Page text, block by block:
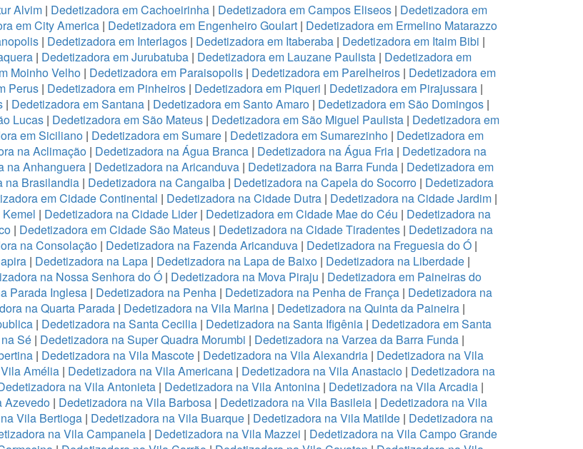
Alvim | Dedetizadora em Cachoeirinha | Dedetizadora em Campos Eliseos | Dedetizadora em
em City America | Dedetizadora em Engenheiro Goulart | Dedetizadora em Ermelino Matarazzo
| Dedetizadora em Interlagos | Dedetizadora em Itaberaba | Dedetizadora em Itaim Bibi |
| Dedetizadora em Jurubatuba | Dedetizadora em Lauzane Paulista | Dedetizadora em
Moinho Velho | Dedetizadora em Paraisopolis | Dedetizadora em Parelheiros | Dedetizadora em
Perus | Dedetizadora em Pinheiros | Dedetizadora em Piqueri | Dedetizadora em Pirajussara |
| Dedetizadora em Santana| Dedetizadora em Santo Amaro| Dedetizadora em São Domingos|
Lucas| Dedetizadora em São Mateus | Dedetizadora em São Miguel Paulista| Dedetizadora em
em Siciliano | Dedetizadora em Sumare | Dedetizadora em Sumarezinho | Dedetizadora em
na Aclimação| Dedetizadora na Água Branca| Dedetizadora na Água Fria| Dedetizadora na
na Anhanguera | Dedetizadora na Aricanduva | Dedetizadora na Barra Funda | Dedetizadora em
na Brasilandia| Dedetizadora na Cangaiba| Dedetizadora na Capela do Socorro | Dedetizadora
em Cidade Continental | Dedetizadora na Cidade Dutra | Dedetizadora na Cidade Jardim|
| Dedetizadora na Cidade Lider| Dedetizadora em Cidade Mae do Céu | Dedetizadora na
| Dedetizadora em Cidade São Mateus| Dedetizadora na Cidade Tiradentes| Dedetizadora na
na Consolação | Dedetizadora na Fazenda Aricanduva | Dedetizadora na Freguesia do Ó |
| Dedetizadora na Lapa | Dedetizadora na Lapa de Baixo | Dedetizadora na Liberdade |
na Nossa Senhora do Ó | Dedetizadora na Mova Piraju | Dedetizadora em Paineiras do
Parada Inglesa | Dedetizadora na Penha | Dedetizadora na Penha de França | Dedetizadora na
na Quarta Parada | Dedetizadora na Vila Marina | Dedetizadora na Quinta da Paineira |
| Dedetizadora na Santa Cecilia| Dedetizadora na Santa Ifigênia | Dedetizadora em Santa
Sé| Dedetizadora na Super Quadra Morumbi | Dedetizadora na Varzea da Barra Funda|
| Dedetizadora na Vila Mascote | Dedetizadora na Vila Alexandria | Dedetizadora na Vila
Amélia | Dedetizadora na Vila Americana| Dedetizadora na Vila Anastacio| Dedetizadora na
na Vila Antonieta | Dedetizadora na Vila Antonina | Dedetizadora na Vila Arcadia |
Azevedo | Dedetizadora na Vila Barbosa | Dedetizadora na Vila Basileia | Dedetizadora na Vila
Vila Bertioga| Dedetizadora na Vila Buarque| Dedetizadora na Vila Matilde| Dedetizadora na
na Vila Campanela | Dedetizadora na Vila Mazzei | Dedetizadora na Vila Campo Grande